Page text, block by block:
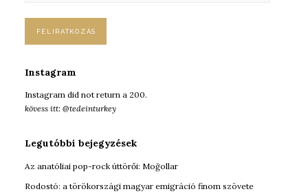
Instagram
Instagram did not return a 200.
kövess itt: @tedeinturkey
Legutóbbi bejegyzések
Az anatóliai pop-rock úttörői: Moğollar
Rodostó: a törökországi magyar emigráció finom szövete